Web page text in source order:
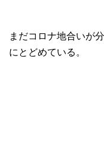
まだコロナ地合いが
にとどめている。